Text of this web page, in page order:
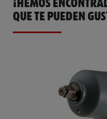
¡HEMOS
QUE TE PUEDEN